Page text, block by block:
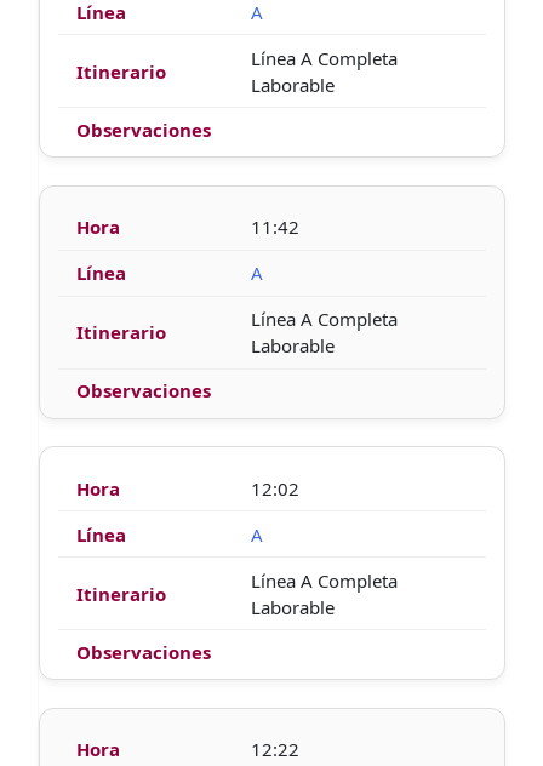
A
Línea A Completa
Laborable
11:42
A
Línea A Completa
Laborable
12:02
A
Línea A Completa
Laborable
12:22